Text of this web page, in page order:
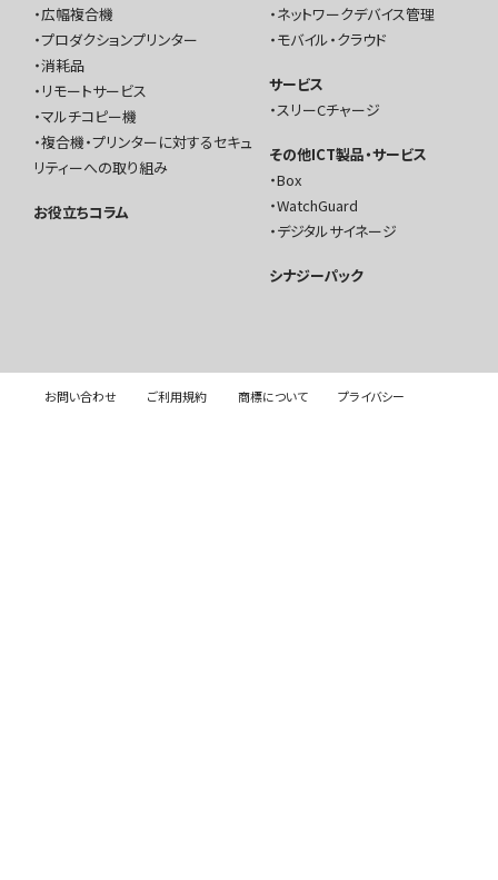
広幅複合機
プロダクションプリンター
消耗品
リモートサービス
マルチコピー機
複合機・プリンターに対するセキュ
リティーへの取り組み
お役立ちコラム
ネットワークデバイス管理
モバイル・クラウド
サービス
スリーCチャージ
その他ICT製品・サービス
Box
WatchGuard
デジタルサイネージ
シナジーパック
お問い合わせ ご利用規約 商標について プライバシー